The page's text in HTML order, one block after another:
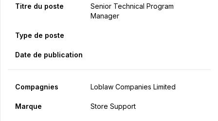
Titre du poste
Senior Technical Program
Manager
Type de poste
Date de publication
Compagnies Loblaw Companies Limited
Marque Store Support